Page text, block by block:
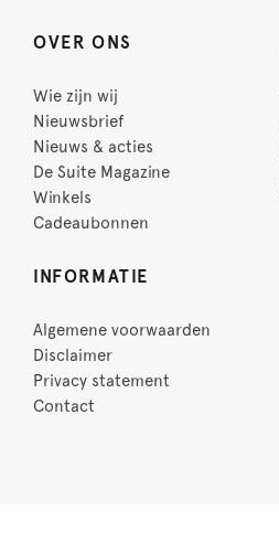
OVER ONS
Wie zijn wij
Nieuwsbrief
Nieuws & acties
De Suite Magazine
Winkels
Cadeaubonnen
INFORMATIE
Algemene voorwaarden
Disclaimer
Privacy statement
Contact